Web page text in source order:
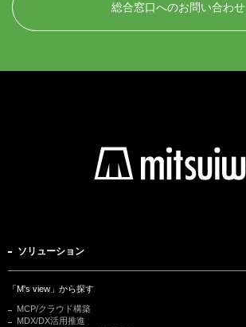
総合窓口へのお問い合わせ
ソリューション
「M's view」から探す
MCP/クラウド構築
MDX/DX活用推進